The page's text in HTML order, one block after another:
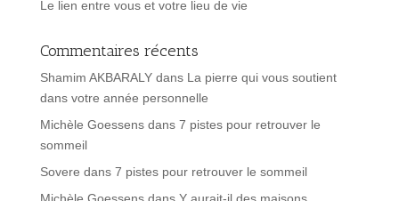
Le lien entre vous et votre lieu de vie
Commentaires récents
Shamim AKBARALYdans La pierre qui vous soutient
dans votre année personnelle
Michèle Goessensdans 7 pistes pour retrouver le
sommeil
Sovere dans 7 pistes pour retrouver le sommeil